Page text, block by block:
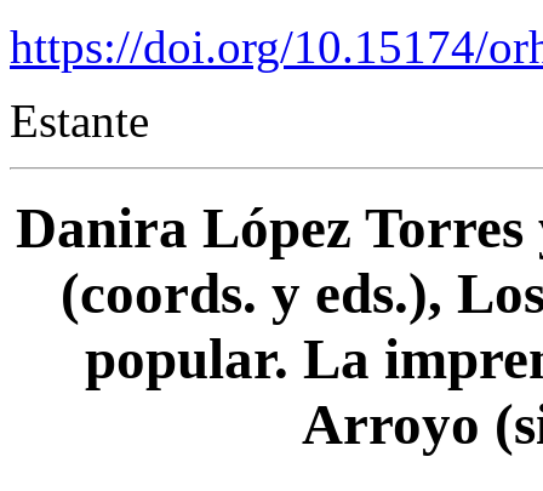
https://doi.org/10.15174/
Estante
Danira López
(coords. y eds.),
popular. La
Arroyo